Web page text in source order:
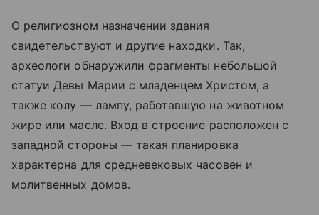
О религиозном назначении здания
свидетельствуют и другие находки. Так,
археологи обнаружили фрагменты небольшой
статуи Девы Марии с младенцем Христом, а
также колу — лампу, работавшую на животном
жире или масле. Вход в строение расположен с
западной стороны — такая планировка
характерна для средневековых часовен и
молитвенных домов.